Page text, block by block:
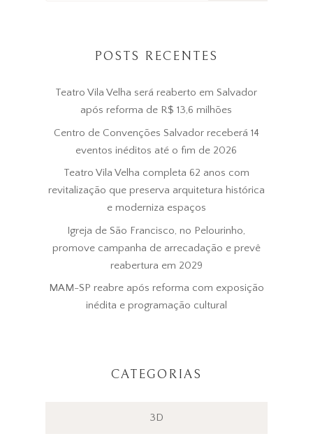
POSTS RECENTES
Teatro Vila Velha será reaberto em Salvador
após reforma de R$ 13,6 milhões
Centro de Convenções Salvador receberá 14
eventos inéditos até o fim de 2026
Teatro Vila Velha completa 62 anos com
revitalização que preserva arquitetura histórica
e moderniza espaços
Igreja de São Francisco, no Pelourinho,
promove campanha de arrecadação e prevê
reabertura em 2029
MAM-SP reabre após reforma com exposição
inédita e programação cultural
CATEGORIAS
3D